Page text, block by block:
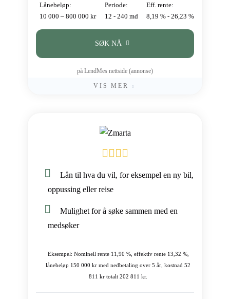
Lånebeløp:
10 000 – 800 000 kr
Periode:
12 - 240 md
Eff. rente:
8,19 % - 26,23 %
SØK NÅ
på LendMes nettside (annonse)
VIS MER
Lån til hva du vil, for eksempel en ny bil,
oppussing eller reise
Mulighet for å søke sammen med en
medsøker
Eksempel: Nominell rente 11,90 %, effektiv rente 13,32 %,
lånebeløp 150 000 kr med nedbetaling over 5 år, kostnad 52
811 kr totalt 202 811 kr.